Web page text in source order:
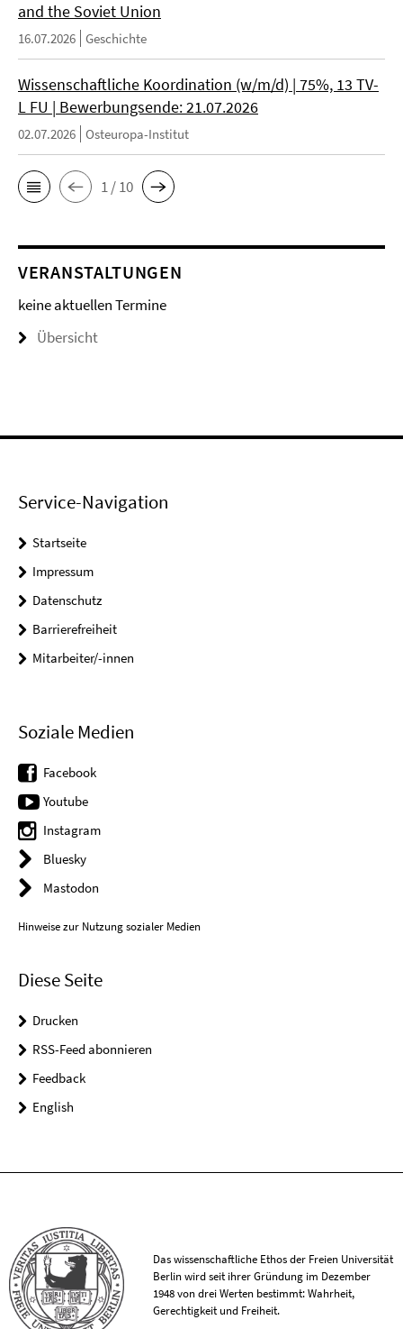
and the Soviet Union
16.07.2026 Geschichte
Wissenschaftliche Koordination (w/m/d) | 75%, 13 TV-
L FU | Bewerbungsende: 21.07.2026
02.07.2026 Osteuropa-Institut
1 / 10
VERANSTALTUNGEN
keine aktuellen Termine
Übersicht
Service-Navigation
Startseite
Impressum
Datenschutz
Barrierefreiheit
Mitarbeiter/-innen
Soziale Medien
Facebook
Youtube
Instagram
Bluesky
Mastodon
Hinweise zur Nutzung sozialer Medien
Diese Seite
Drucken
RSS-Feed abonnieren
Feedback
English
Das wissenschaftliche Ethos der Freien Universität
Berlin wird seit ihrer Gründung im Dezember
1948 von drei Werten bestimmt: Wahrheit,
Gerechtigkeit und Freiheit.